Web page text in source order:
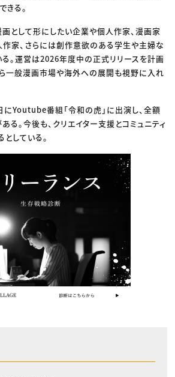
きる。
として形にしたい企業や個人作家、漫画家
家、さらには創作意欲のある学生や主婦な
。運営は2026年度中の正式リリースを計画
一般漫画市場や海外への展開も視野に入れ
Youtube番組「令和の虎」に出演し、全額
る。今後も、クリエイター支援とコミュニティ
している。